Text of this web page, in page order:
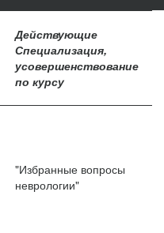
Действующие
Специализация,
усовершенствование
по курсу
"Избранные вопросы
неврологии"